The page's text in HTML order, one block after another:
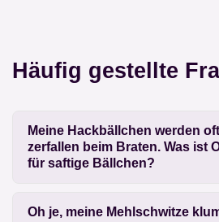
Häufig gestellte
Meine Hackbällchen werden
zerfallen beim Braten. Was ist
für saftige Bällchen?
Oh je, meine Mehlschwitze